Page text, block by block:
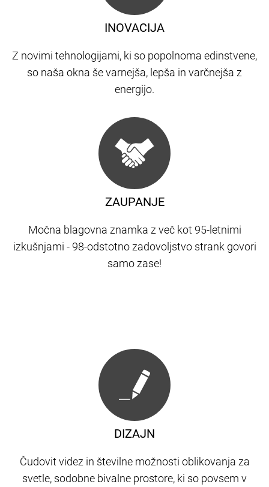
ZAUPANJE
Močna blagovna znamka z več kot 95-letnimi
izkušnjami - 98-odstotno zadovoljstvo strank govori
samo zase!
INOVACIJA
Z novimi tehnologijami, ki so popolnoma edinstvene,
so naša okna še varnejša, lepša in varčnejša z
energijo.
DIZAJN
Čudovit videz in številne možnosti oblikovanja za
svetle, sodobne bivalne prostore, ki so povsem v